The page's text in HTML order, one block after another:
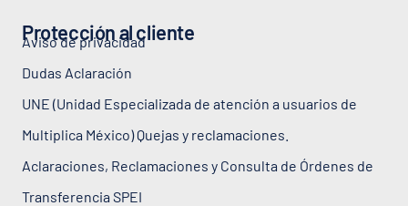
Protección al cliente
Aviso de privacidad
Dudas Aclaración
UNE (Unidad Especializada de atención a usuarios de
Multiplica México) Quejas y reclamaciones.
Aclaraciones, Reclamaciones y Consulta de Órdenes de
Transferencia SPEI